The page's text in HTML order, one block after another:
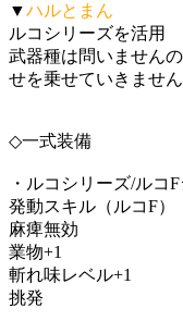
▼ハルとまん
ルコシリーズを活用
武器種は問いません
せを乗せていきません
◇一式装備
・ルコシリーズ/ルコ
発動スキル（ルコF）
麻痺無効
業物+1
斬れ味レベル+1
挑発